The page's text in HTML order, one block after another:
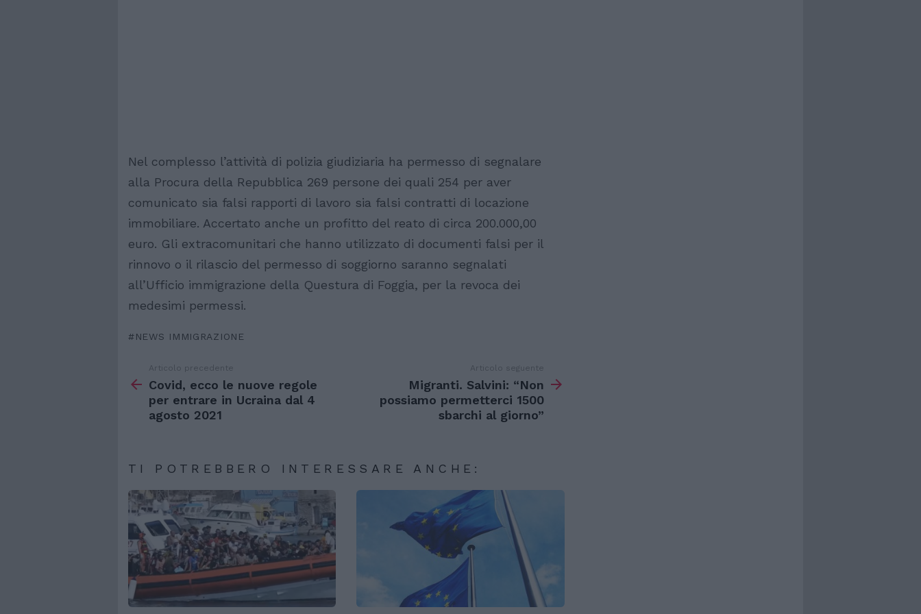
Nel complesso l’attività di polizia giudiziaria ha permesso di segnalare
alla Procura della Repubblica 269 persone dei quali 254 per aver
comunicato sia falsi rapporti di lavoro sia falsi contratti di locazione
immobiliare. Accertato anche un profitto del reato di circa 200.000,00
euro. Gli extracomunitari che hanno utilizzato di documenti falsi per il
rinnovo o il rilascio del permesso di soggiorno saranno segnalati
all’Ufficio immigrazione della Questura di Foggia, per la revoca dei
medesimi permessi.
NEWS IMMIGRAZIONE
di
Articolo precedente
Covid, ecco le nuove regole
per entrare in Ucraina dal 4
agosto 2021
Articolo seguente
Migranti. Salvini: “Non
possiamo permetterci 1500
sbarchi al giorno”
TI POTREBBERO INTERESSARE ANCHE: